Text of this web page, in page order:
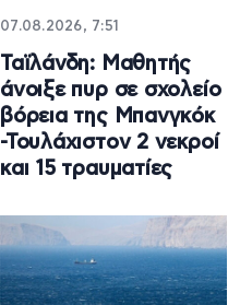
07.08.2026, 7:51
Ταϊλάνδη: Μαθητής
άνοιξε πυρ σε σχολείο
βόρεια της Μπανγκόκ
-Τουλάχιστον 2 νεκροί
και 15 τραυματίες